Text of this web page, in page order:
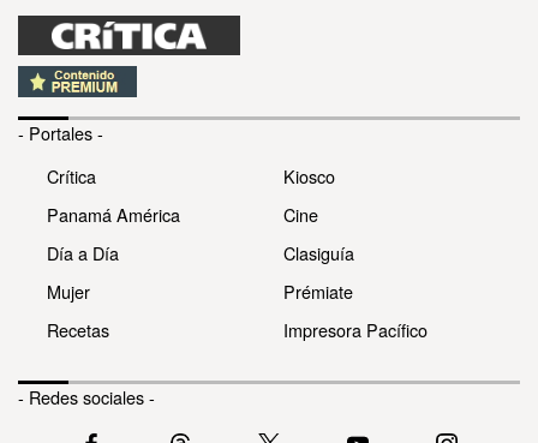
- Portales -
Crítica
Panamá América
Día a Día
Mujer
Recetas
Kiosco
Cine
Clasiguía
Prémiate
Impresora Pacífico
- Redes sociales -